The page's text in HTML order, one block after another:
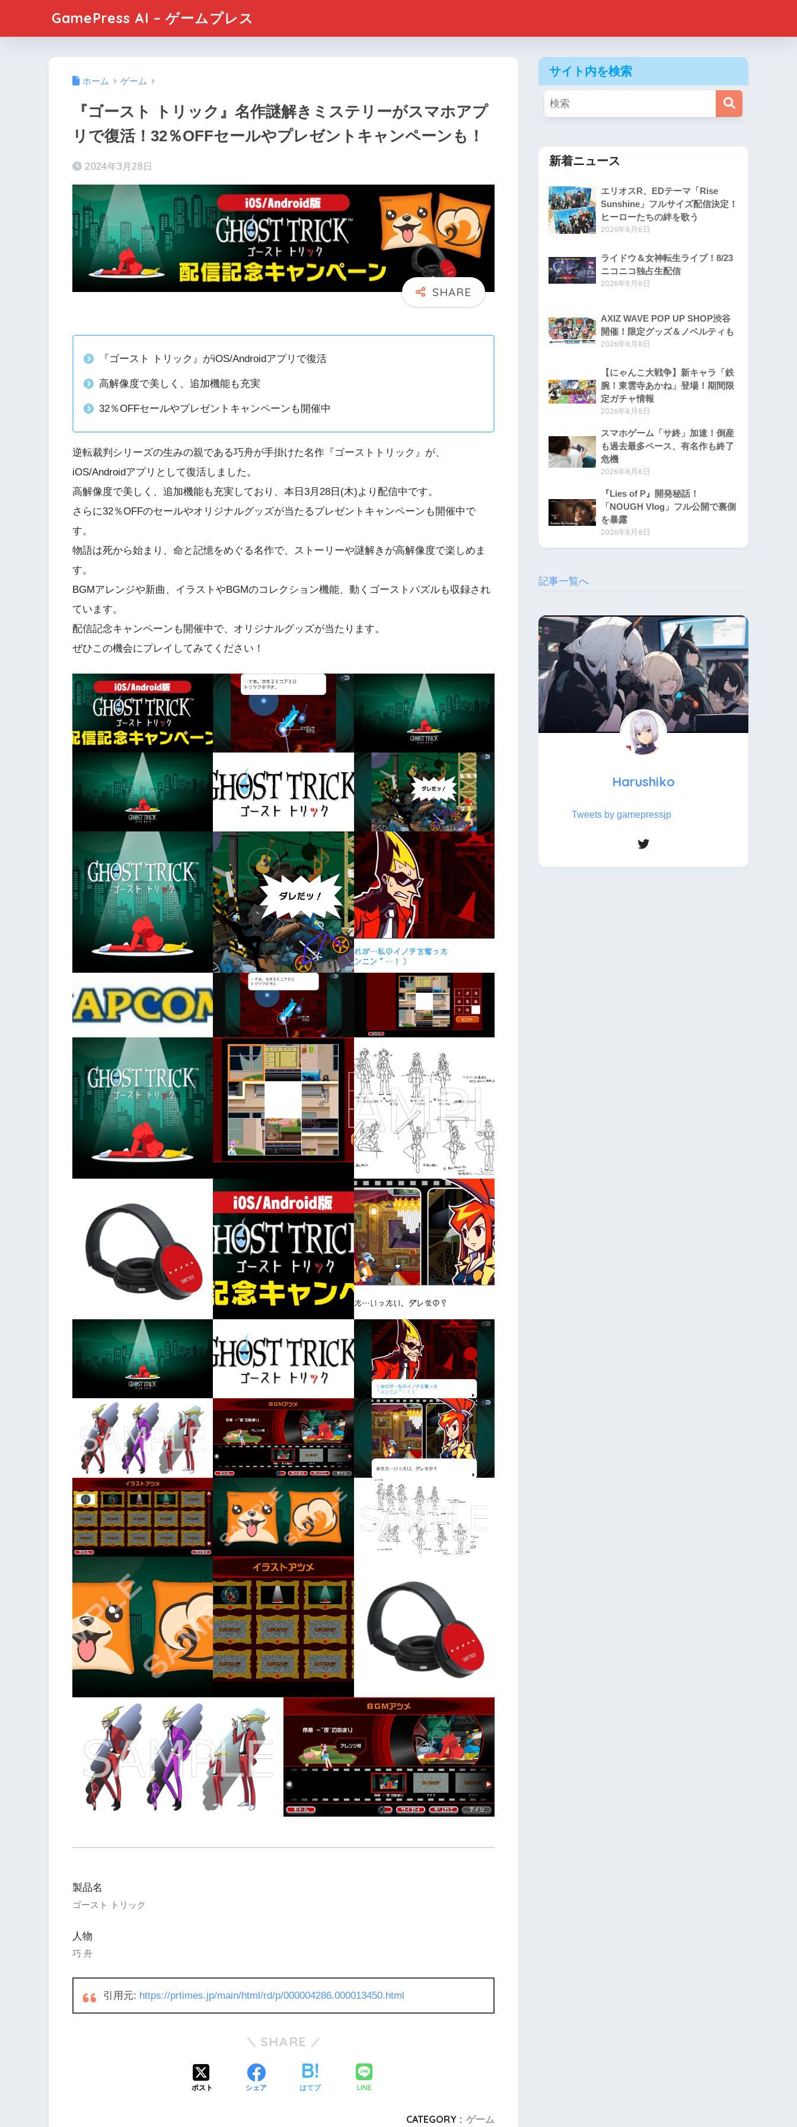
GamePress AI – ゲームプレス
ホーム ゲーム
『ゴースト トリック』名作謎解きミステリーがスマホアプ
リで復活！32％OFFセールやプレゼントキャンペーンも！
2024年3月28日
『ゴースト トリック』がiOS/Androidアプリで復活
高解像度で美しく、追加機能も充実
32％OFFセールやプレゼントキャンペーンも開催中
逆転裁判シリーズの生みの親である巧舟が手掛けた名作『ゴーストトリック』が、
iOS/Androidアプリとして復活しました。
高解像度で美しく、追加機能も充実しており、本日3月28日(木)より配信中です。
さらに32％OFFのセールやオリジナルグッズが当たるプレゼントキャンペーンも開催中で
す。
物語は死から始まり、命と記憶をめぐる名作で、ストーリーや謎解きが高解像度で楽しめま
す。
BGMアレンジや新曲、イラストやBGMのコレクション機能、動くゴーストパズルも収録され
ています。
配信記念キャンペーンも開催中で、オリジナルグッズが当たります。
ぜひこの機会にプレイしてみてください！
製品名
ゴースト トリック
人物
巧 舟
引用元: https://prtimes.jp/main/html/rd/p/000004286.000013450.html
SHARE
ポスト シェア はてブ LINE
CATEGORY : ゲーム
サイト内を検索
新着ニュース
エリオスR、EDテーマ「Rise
Sunshine」フルサイズ配信決定！
ヒーローたちの絆を歌う
2026年8月8日
ライドウ＆女神転生ライブ！8/23
ニコニコ独占生配信
2026年8月8日
AXIZ WAVE POP UP SHOP渋谷
開催！限定グッズ＆ノベルティも
2026年8月8日
【にゃんこ大戦争】新キャラ「鉄
腕！東雲寺あかね」登場！期間限
定ガチャ情報
2026年8月8日
スマホゲーム「サ終」加速！倒産
も過去最多ペース、有名作も終了
危機
2026年8月8日
『Lies of P』開発秘話！
「NOUGH Vlog」フル公開で裏側
を暴露
2026年8月8日
記事一覧へ
Harushiko
Tweets by gamepressjp